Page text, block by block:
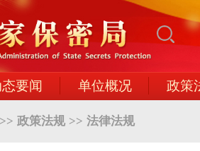
要闻 单位概况 政策
>> 政策法规 >> 法律法规